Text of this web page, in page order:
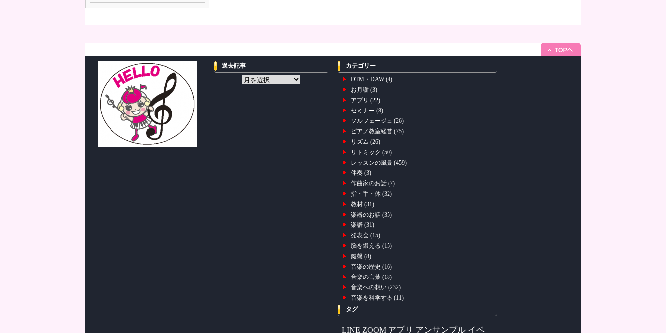
過去記事
カテゴリー
DTM・DAW (4)
お月謝 (3)
アプリ (22)
セミナー (8)
ソルフェージュ (26)
ピアノ教室経営 (75)
リズム (26)
リトミック (50)
レッスンの風景 (459)
伴奏 (3)
作曲家のお話 (7)
指・手・体 (32)
教材 (31)
楽器のお話 (35)
楽譜 (31)
発表会 (15)
脳を鍛える (15)
鍵盤 (8)
音楽の歴史 (16)
音楽の言葉 (18)
音楽への想い (232)
音楽を科学する (11)
タグ
LINE ZOOM アプリ アンサンブル イベ